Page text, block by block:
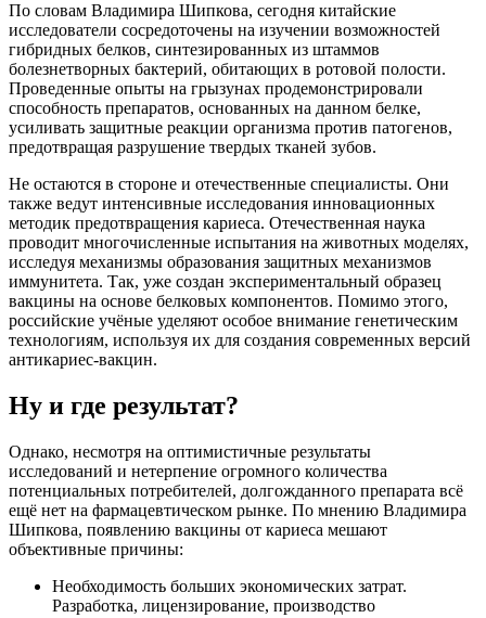
По словам Владимира Шипкова, сегодня китайские
исследователи сосредоточены на изучении возможностей
гибридных белков, синтезированных из штаммов
болезнетворных бактерий, обитающих в ротовой полости.
Проведенные опыты на грызунах продемонстрировали
способность препаратов, основанных на данном белке,
усиливать защитные реакции организма против патогенов,
предотвращая разрушение твердых тканей зубов.
Не остаются в стороне и отечественные специалисты. Они
также ведут интенсивные исследования инновационных
методик предотвращения кариеса. Отечественная наука
проводит многочисленные испытания на животных моделях,
исследуя механизмы образования защитных механизмов
иммунитета. Так, уже создан экспериментальный образец
вакцины на основе белковых компонентов. Помимо этого,
российские учёные уделяют особое внимание генетическим
технологиям, используя их для создания современных версий
антикариес-вакцин.
Ну и где результат?
Однако, несмотря на оптимистичные результаты
исследований и нетерпение огромного количества
потенциальных потребителей, долгожданного препарата всё
ещё нет на фармацевтическом рынке. По мнению Владимира
Шипкова, появлению вакцины от кариеса мешают
объективные причины:
Необходимость больших экономических затрат.
Разработка, лицензирование, производство